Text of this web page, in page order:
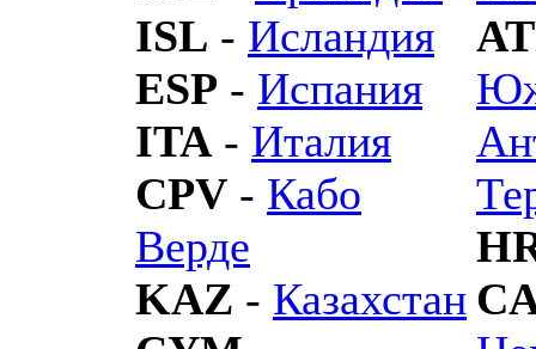
ISL - Исландия
ESP - Испания
ITA - Италия
CPV - Кабо
Верде
KAZ - Казахстан